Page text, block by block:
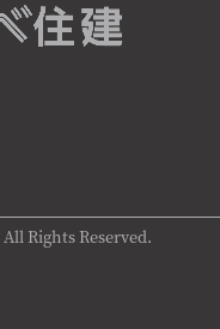
Rights Reserved.